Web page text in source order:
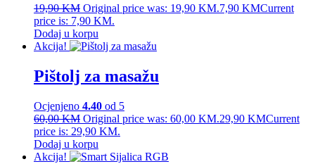
19,90KM Original price was: 19,90 KM.7,90 KMCurrent
price is: 7,90 KM.
Dodaj u korpu
Akcija!
Pištolj za masažu
Ocjenjeno 4.40 od 5
60,00KM Original price was: 60,00 KM.29,90 KMCurrent
price is: 29,90 KM.
Dodaj u korpu
Akcija!